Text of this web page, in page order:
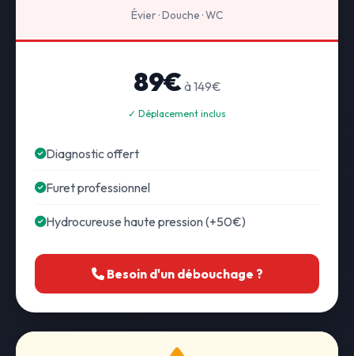
Évier · Douche · WC
89€ à 149€
✓ Déplacement inclus
Diagnostic offert
Furet professionnel
Hydrocureuse haute pression (+50€)
Besoin d'un débouchage ?